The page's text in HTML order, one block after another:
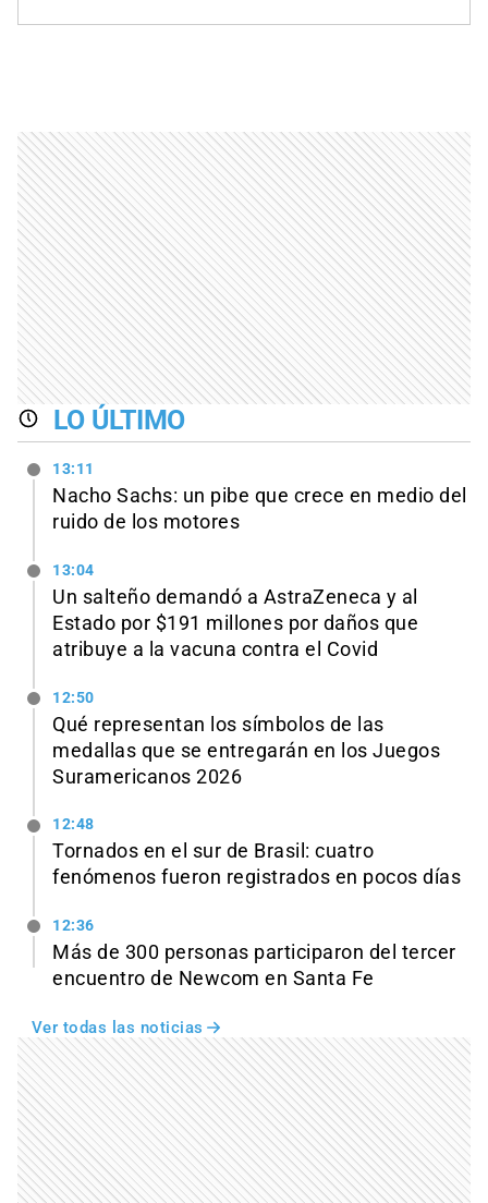
LO ÚLTIMO
13:11
Nacho Sachs: un pibe que crece en medio del
ruido de los motores
13:04
Un salteño demandó a AstraZeneca y al
Estado por $191 millones por daños que
atribuye a la vacuna contra el Covid
12:50
Qué representan los símbolos de las
medallas que se entregarán en los Juegos
Suramericanos 2026
12:48
Tornados en el sur de Brasil: cuatro
fenómenos fueron registrados en pocos días
12:36
Más de 300 personas participaron del tercer
encuentro de Newcom en Santa Fe
Ver todas las noticias